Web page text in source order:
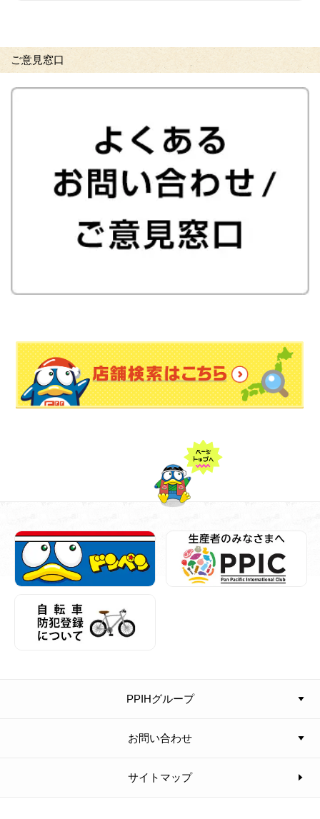
ご意見窓口
PPIHグループ
お問い合わせ
サイトマップ